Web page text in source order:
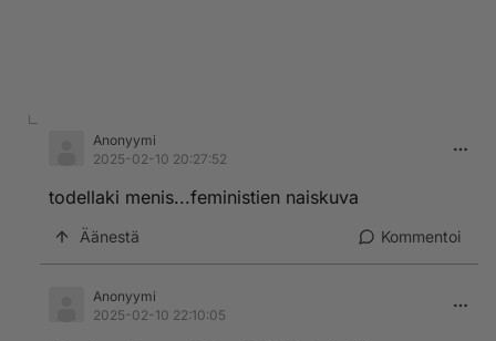
Anonyymi
2025-02-10 20:27:52
todellaki menis...feministien naiskuva
Äänestä Kommentoi
Anonyymi
2025-02-10 22:10:05